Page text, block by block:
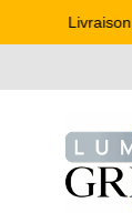
Livraison